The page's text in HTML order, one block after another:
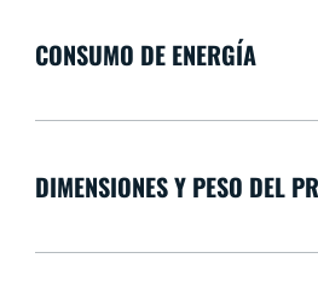
CONSUMO DE ENERGÍA
DIMENSIONES Y PESO DEL